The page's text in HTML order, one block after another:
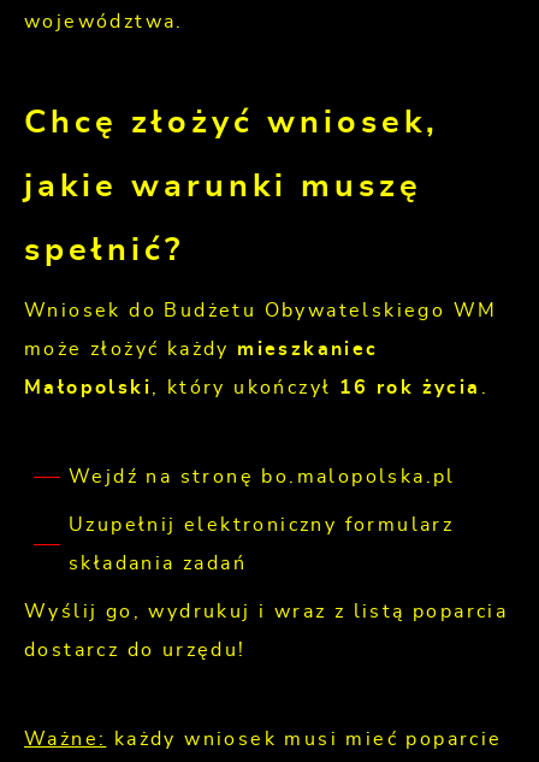
województwa.
Chcę złożyć wniosek,
jakie warunki muszę
spełnić?
Wniosek do Budżetu Obywatelskiego WM
może złożyć każdy mieszkaniec
Małopolski
, który ukończył 16 rok życia
Wejdź na stronę bo.malopolska.pl
Uzupełnij elektroniczny formularz
składania zadań
Wyślij go, wydrukuj i wraz z listą poparcia
dostarcz do urzędu!
Ważne:
każdy wniosek musi mieć poparcie